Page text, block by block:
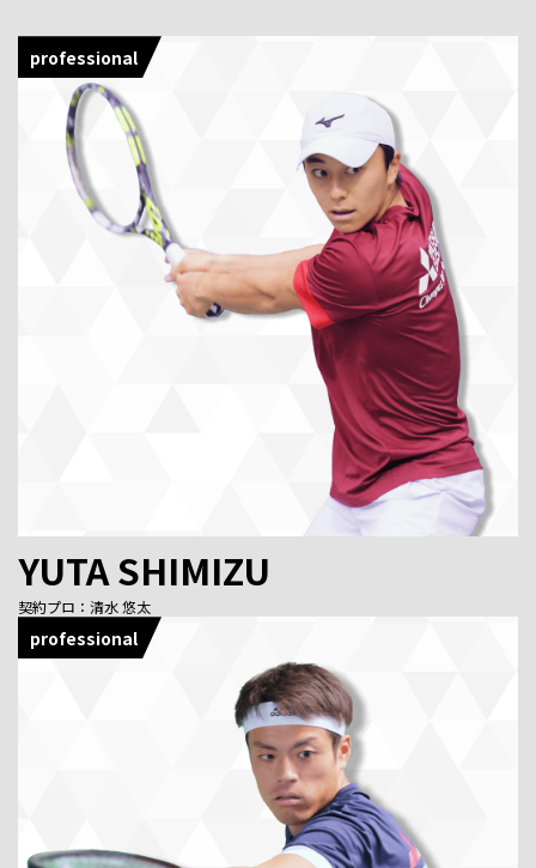
professional
YUTA SHIMIZU
契約プロ：清水 悠太
professional